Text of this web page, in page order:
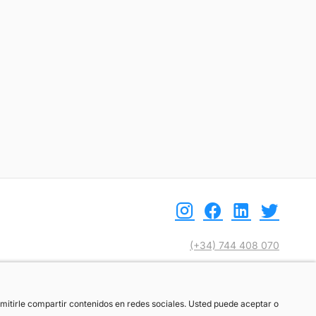
compartir contenidos en redes sociales. Usted puede aceptar o
compartir contenidos en redes sociales. Usted puede aceptar o
(+34) 744 408 070